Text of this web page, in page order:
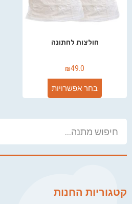
קטגוריות החנות
חולצות לחתונה
₪49.0
בחר אפשרויות